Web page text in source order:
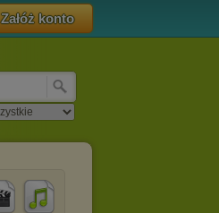
Załóż konto